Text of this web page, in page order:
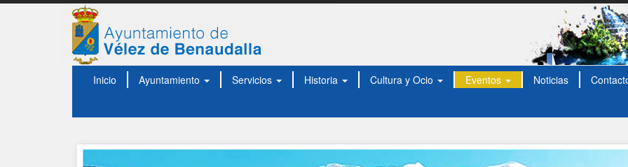
Inicio Ayuntamiento Servicios Historia Cultura y Ocio Eventos Noticias